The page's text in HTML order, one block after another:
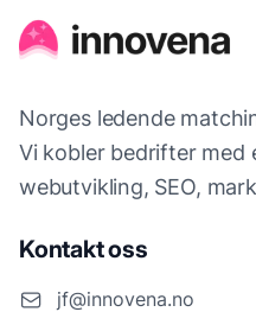
Norges ledende
Vi kobler bedrifter med
webutvikling, SEO,
Kontakt oss
jf@innovena.no